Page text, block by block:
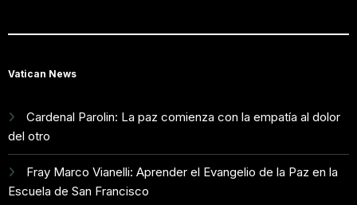
Vatican News
Cardenal Parolin: La paz comienza con la empatía al dolor
del otro
Fray Marco Vianelli: Aprender el Evangelio de la Paz en la
Escuela de San Francisco